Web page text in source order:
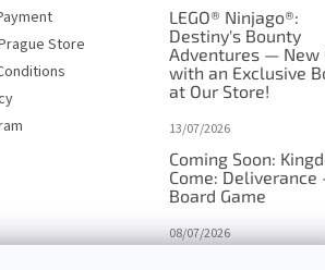
Store
LEGO® Ninjago®:
Destiny's Bounty
Adventures — New
with an Exclusive
at Our Store!
13/07/2026
Coming Soon:
Come: Deliverance
Board Game
08/07/2026